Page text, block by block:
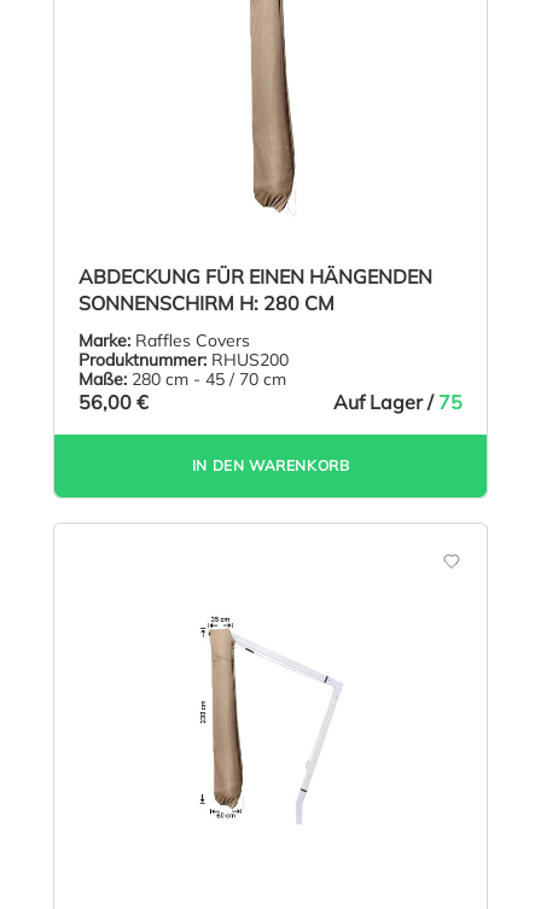
ABDECKUNG FÜR EINEN HÄNGENDEN
SONNENSCHIRM H: 280 CM
Marke: Raffles Covers
Produktnummer: RHUS200
Maße: 280 cm - 45 / 70 cm
56,00 € Auf Lager / 75
IN DEN WARENKORB